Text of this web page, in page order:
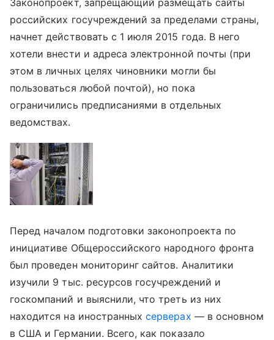
Законопроект, запрещающий размещать сайты
российских госучреждений за пределами страны,
начнет действовать с 1 июля 2015 года. В него
хотели внести и адреса электронной почты (при
этом в личных целях чиновники могли бы
пользоваться любой почтой), но пока
ограничились предписаниями в отдельных
ведомствах.
Перед началом подготовки законопроекта по
инициативе Общероссийского народного фронта
был проведен мониторинг сайтов. Аналитики
изучили 9 тыс. ресурсов госучреждений и
госкомпаний и выяснили, что треть из них
находится на иностранныхсерверах — в основном
в США и Германии. Всего, как показало